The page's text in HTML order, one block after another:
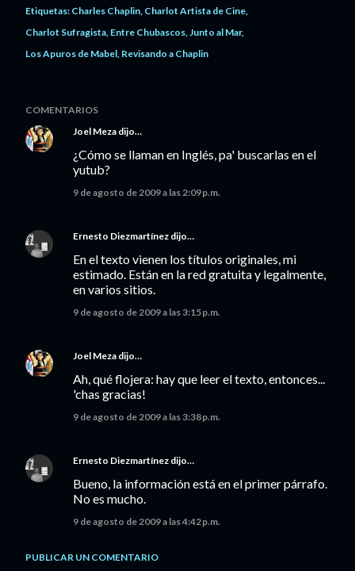
Etiquetas: Charles Chaplin Charlot Artista de Cine
Charlot Sufragista Entre Chubascos Junto al Mar
Los Apuros de Mabel Revisando a Chaplin
COMENTARIOS
Joel Meza dijo…
¿Cómo se llaman en Inglés, pa' buscarlas en el
yutub?
9 de agosto de 2009 a las 2:09 p.m.
Ernesto Diezmartínez dijo…
En el texto vienen los títulos originales, mi
estimado. Están en la red gratuita y legalmente,
en varios sitios.
9 de agosto de 2009 a las 3:15 p.m.
Joel Meza dijo…
Ah, qué flojera: hay que leer el texto, entonces...
'chas gracias!
9 de agosto de 2009 a las 3:38 p.m.
Ernesto Diezmartínez dijo…
Bueno, la información está en el primer párrafo.
No es mucho.
9 de agosto de 2009 a las 4:42 p.m.
PUBLICAR UN COMENTARIO